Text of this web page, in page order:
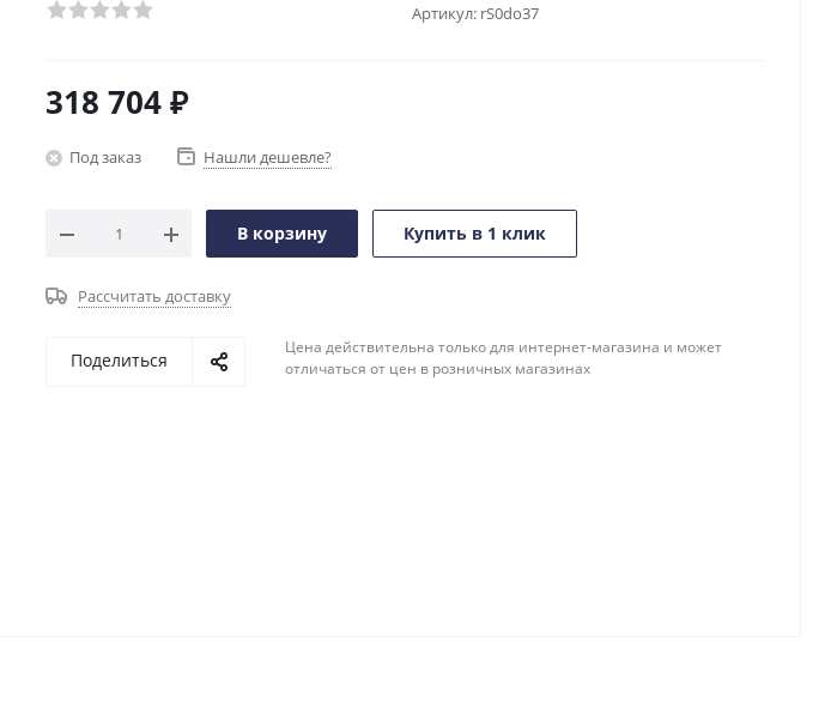
Артикул: rS0do37
318 704₽
Под заказ Нашли дешевле?
В корзину Купить в 1 клик
Рассчитать доставку
Поделиться
Цена действительна только для интернет-магазина и может
отличаться от цен в розничных магазинах